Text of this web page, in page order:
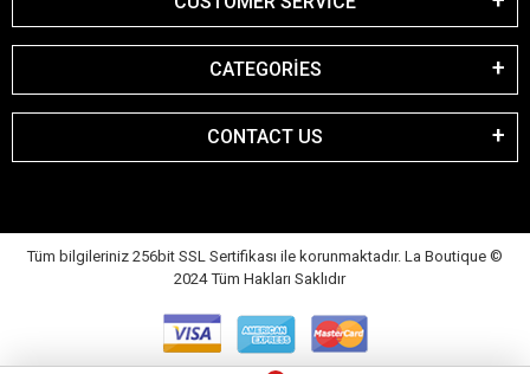
CATEGORİES
CONTACT US
Tüm bilgileriniz 256bit SSL Sertifikası ile korunmaktadır. La Boutique ©
2024 Tüm Hakları Saklıdır